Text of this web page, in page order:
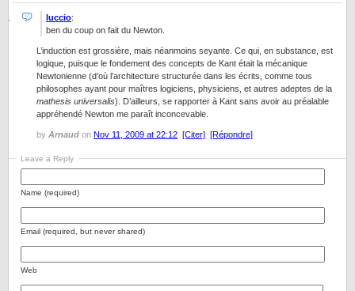
luccio:
ben du coup on fait du Newton.
L’induction est grossière, mais néanmoins seyante. Ce qui, en substance, est
logique, puisque le fondement des concepts de Kant était la mécanique
Newtonienne (d’où l’architecture structurée dans les écrits, comme tous
philosophes ayant pour maîtres logiciens, physiciens, et autres adeptes de la
mathesis universalis). D’ailleurs, se rapporter à Kant sans avoir au préalable
appréhendé Newton me paraît inconcevable.
by Arnaud on Nov 11, 2009 at 22:12 [Citer] [Répondre]
Leave a Reply
Name (required)
Email (required, but never shared)
Web